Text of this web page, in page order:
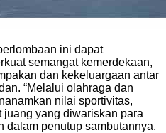
ini dapat
semangat kemerdekaan,
dan kekeluargaan antar
“Melalui olahraga dan
nilai sportivitas,
juang yang diwariskan para
dalam penutup sambutannya.